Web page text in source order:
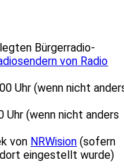
Bürgerradio-
von Radio
Uhr (wenn nicht
Uhr (wenn nicht anders
von NRWision (sofern
eingestellt wurde)